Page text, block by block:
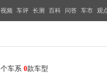
视频 车评 长测 百科 问答 车市 观
个车系 0款车型